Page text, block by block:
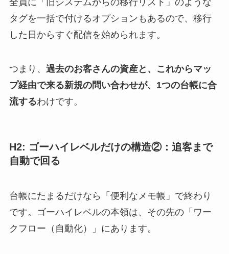
タグを一括で付けるオプションもあるので、移行
した日からすぐ配信を始められます。
つまり、 過去のお客さんの資産と、これからマッ
プ経由で来る新規の問い合わせが、1つの台帳に合
流するわけです。
H2: ゴーハイレベルだけの構造②：追客まで
自動で回る
台帳にたまるだけなら「便利なメモ帳」で終わり
です。ゴーハイレベルの本領は、その先の「ワー
クフロー（自動化）」にあります。